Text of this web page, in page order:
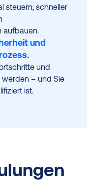
steuern, schneller
aufbauen.
und
und
– und Sie
ist.